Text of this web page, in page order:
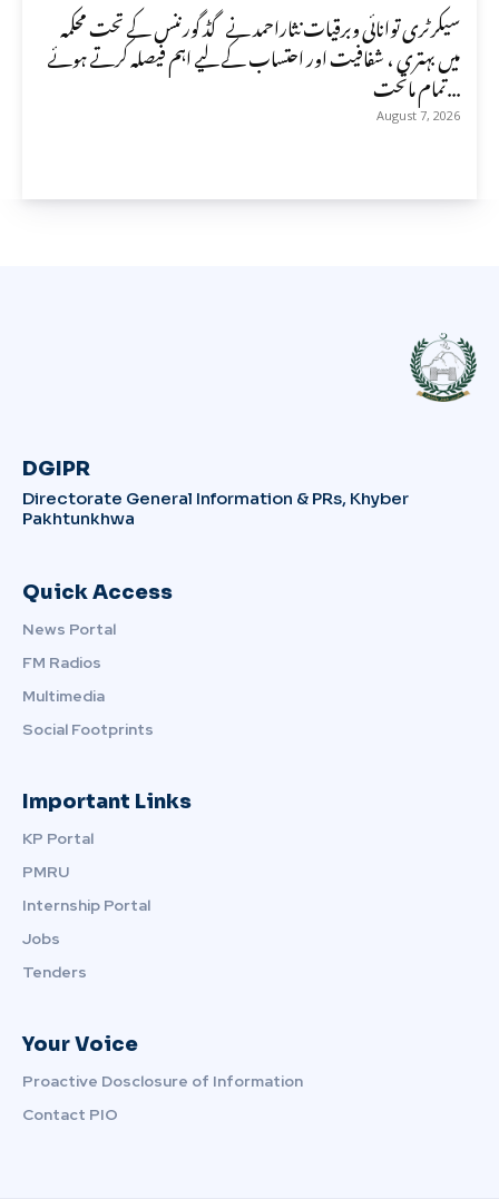
سیکرٹری توانائی وبرقیات نثاراحمد نے گڈ گورننس کے تحت محکمہ
میں بہتری ، شفافیت اور احتساب کے لیے اہم فیصلہ کرتے ہوئے
تمام ماتحت...
August 7, 2026
DGIPR
Directorate General Information & PRs, Khyber
Pakhtunkhwa
Quick Access
News Portal
FM Radios
Multimedia
Social Footprints
Important Links
KP Portal
PMRU
Internship Portal
Jobs
Tenders
Your Voice
Proactive Dosclosure of Information
Contact PIO